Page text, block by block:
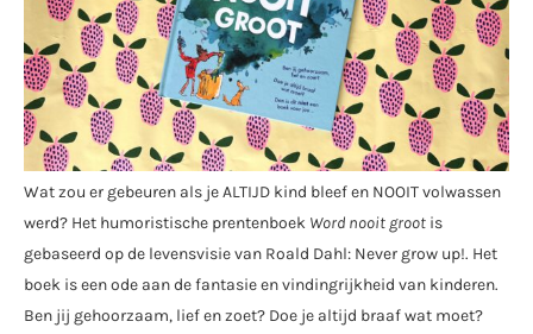
Wat zou er gebeuren als je ALTIJD kind bleef en NOOIT volwassen
werd? Het humoristische prentenboek Word nooit groot is
gebaseerd op de levensvisie van Roald Dahl: Never grow up!. Het
boek is een ode aan de fantasie en vindingrijkheid van kinderen.
Ben jij gehoorzaam, lief en zoet? Doe je altijd braaf wat moet?